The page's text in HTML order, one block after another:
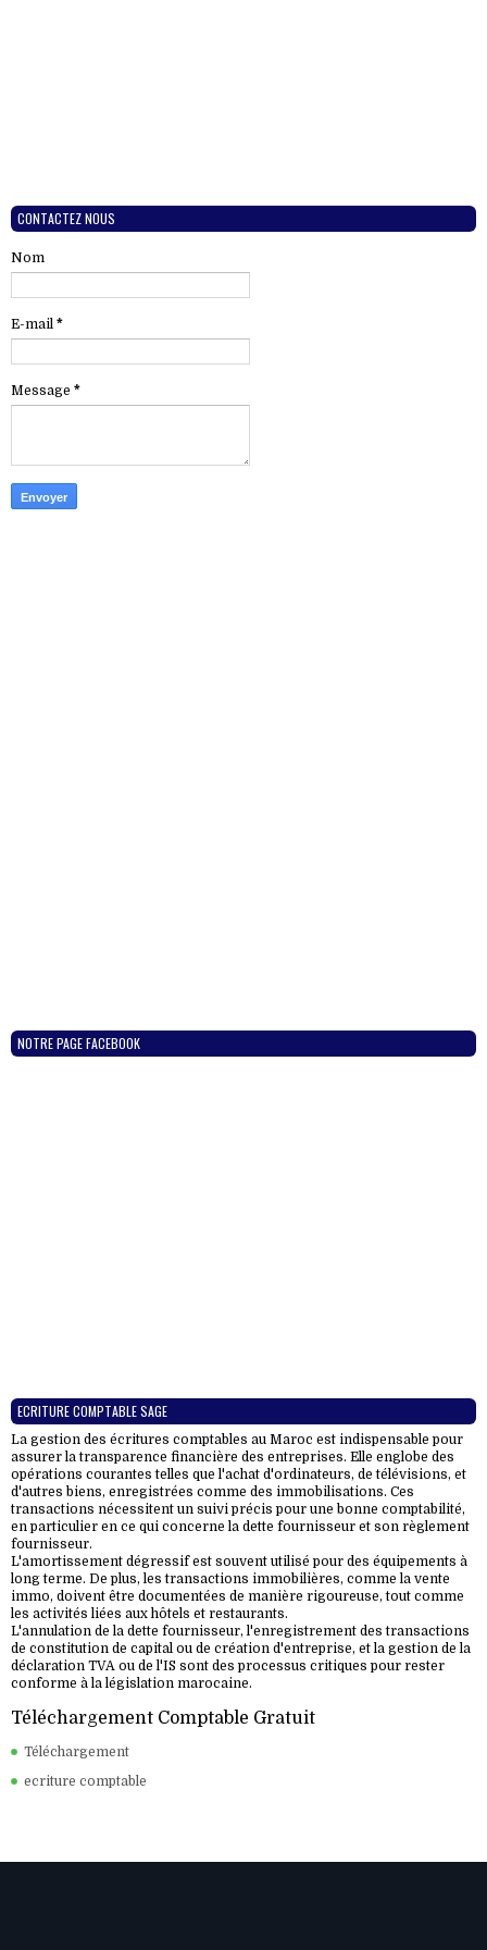
CONTACTEZ NOUS
Nom
E-mail *
Message *
NOTRE PAGE FACEBOOK
ECRITURE COMPTABLE SAGE
La gestion des écritures comptables au Maroc est indispensable pour
assurer la transparence financière des entreprises. Elle englobe des
opérations courantes telles que l'achat d'ordinateurs, de télévisions, et
d'autres biens, enregistrées comme des immobilisations. Ces
transactions nécessitent un suivi précis pour une bonne comptabilité,
en particulier en ce qui concerne la dette fournisseur et son règlement
fournisseur.
L'amortissement dégressif est souvent utilisé pour des équipements à
long terme. De plus, les transactions immobilières, comme la vente
immo, doivent être documentées de manière rigoureuse, tout comme
les activités liées aux hôtels et restaurants.
L'annulation de la dette fournisseur, l'enregistrement des transactions
de constitution de capital ou de création d'entreprise, et la gestion de la
déclaration TVA ou de l'IS sont des processus critiques pour rester
conforme à la législation marocaine.
Téléchargement Comptable Gratuit
Téléchargement
ecriture comptable